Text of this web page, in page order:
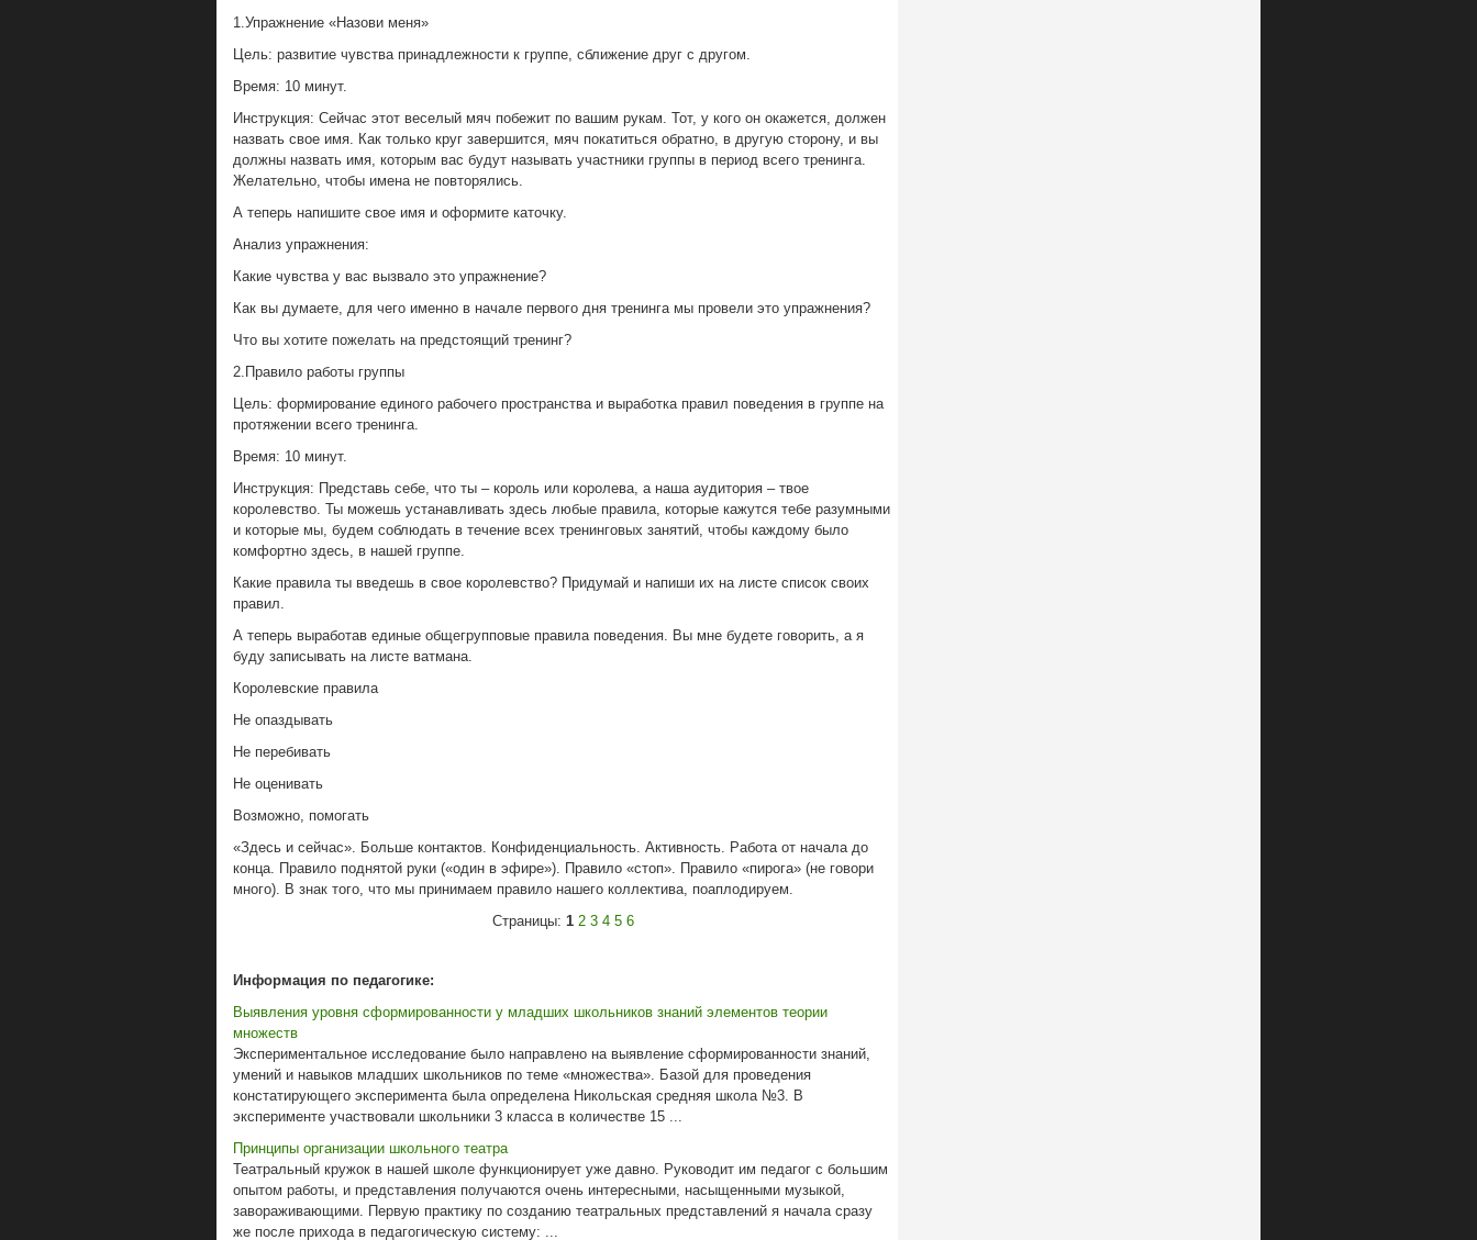
1.Упражнение «Назови меня»
Цель: развитие чувства принадлежности к группе, сближение друг с другом.
Время: 10 минут.
Инструкция: Сейчас этот веселый мяч побежит по вашим рукам. Тот, у кого он окажется, должен
назвать свое имя. Как только круг завершится, мяч покатиться обратно, в другую сторону, и вы
должны назвать имя, которым вас будут называть участники группы в период всего тренинга.
Желательно, чтобы имена не повторялись.
А теперь напишите свое имя и оформите каточку.
Анализ упражнения:
Какие чувства у вас вызвало это упражнение?
Как вы думаете, для чего именно в начале первого дня тренинга мы провели это упражнения?
Что вы хотите пожелать на предстоящий тренинг?
2.Правило работы группы
Цель: формирование единого рабочего пространства и выработка правил поведения в группе на
протяжении всего тренинга.
Время: 10 минут.
Инструкция: Представь себе, что ты – король или королева, а наша аудитория – твое
королевство. Ты можешь устанавливать здесь любые правила, которые кажутся тебе разумными
и которые мы, будем соблюдать в течение всех тренинговых занятий, чтобы каждому было
комфортно здесь, в нашей группе.
Какие правила ты введешь в свое королевство? Придумай и напиши их на листе список своих
правил.
А теперь выработав единые общегрупповые правила поведения. Вы мне будете говорить, а я
буду записывать на листе ватмана.
Королевские правила
Не опаздывать
Не перебивать
Не оценивать
Возможно, помогать
«Здесь и сейчас». Больше контактов. Конфиденциальность. Активность. Работа от начала до
конца. Правило поднятой руки («один в эфире»). Правило «стоп». Правило «пирога» (не говори
много). В знак того, что мы принимаем правило нашего коллектива, поаплодируем.
Страницы: 1 2 3 4 5 6
Информация по педагогике:
Выявления уровня сформированности у младших школьников знаний элементов теории
множеств
Экспериментальное исследование было направлено на выявление сформированности знаний,
умений и навыков младших школьников по теме «множества». Базой для проведения
констатирующего эксперимента была определена Никольская средняя школа №3. В
эксперименте участвовали школьники 3 класса в количестве 15 ...
Принципы организации школьного театра
Театральный кружок в нашей школе функционирует уже давно. Руководит им педагог с большим
опытом работы, и представления получаются очень интересными, насыщенными музыкой,
завораживающими. Первую практику по созданию театральных представлений я начала сразу
же после прихода в педагогическую систему: ...